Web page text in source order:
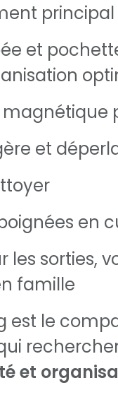
principal
et
et
en
les sorties,
famille
est le
et